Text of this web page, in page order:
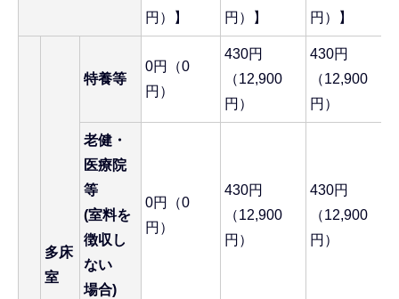
円）】
円）】
円）】
多床
室
特養等
0円（0
円）
430円
（12,900
円）
430円
（12,900
円）
老健・
医療院
等
(室料を
徴収し
ない
場合)
0円（0
円）
430円
（12,900
円）
430円
（12,900
円）